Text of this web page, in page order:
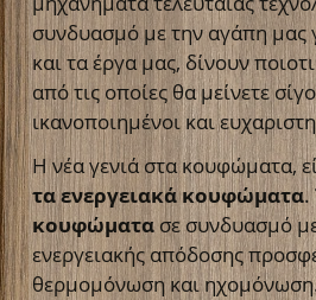
συνδυασμό με την αγάπη μας
και τα έργα μας, δίνουν
από τις οποίες θα μείνετε
ικανοποιημένοι και
Η νέα γενιά στα κουφώματα,
τα ενεργειακά κουφώματα.
κουφώματασε συνδυασμό
ενεργειακής απόδοσης
θερμομόνωση και